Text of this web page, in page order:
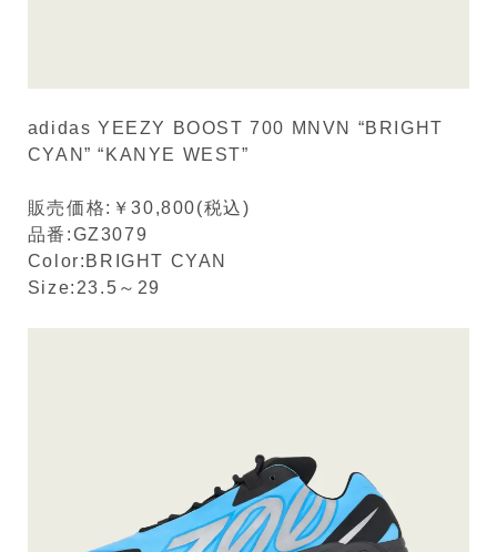
adidas YEEZY BOOST 700 MNVN “BRIGHT
CYAN” “KANYE WEST”
販売価格:￥30,800(税込)
品番:GZ3079
Color:BRIGHT CYAN
Size:23.5～29